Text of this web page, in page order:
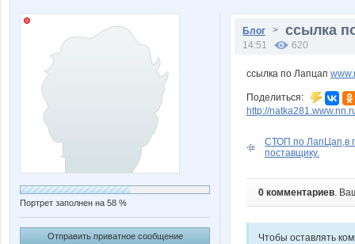
Портрет заполнен на 58 %
Отправить приватное сообщение
Блог > ссылка
14:51 620
ссылка по Лапцап
Поделиться:
http://
СТОП по ЛапЦап,в
поставщику.
0 комментариев.
Чтобы оставлять